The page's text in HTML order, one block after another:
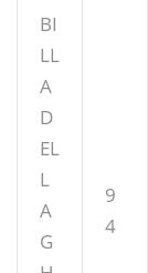
BI
LL
A
D
EL
L
A
G
9
4